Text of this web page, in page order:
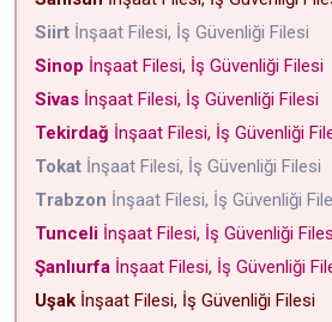
Siirt İnşaat Filesi, İş Güvenliği Filesi
Sinop İnşaat Filesi, İş Güvenliği Filesi
Sivas İnşaat Filesi, İş Güvenliği Filesi
Tekirdağ İnşaat Filesi, İş Güvenliği
Tokat İnşaat Filesi, İş Güvenliği Filesi
Trabzon İnşaat Filesi, İş Güvenliği
Tunceli İnşaat Filesi, İş Güvenliği
Şanlıurfa İnşaat Filesi, İş Güvenliği
Uşak İnşaat Filesi, İş Güvenliği Filesi